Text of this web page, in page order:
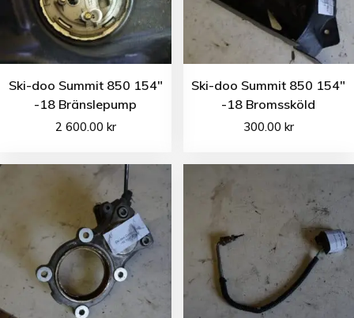
Ski-doo Summit 850 154″
-18 Bränslepump
2 600.00 kr
Ski-doo Summit 850 154″
-18 Bromssköld
300.00 kr